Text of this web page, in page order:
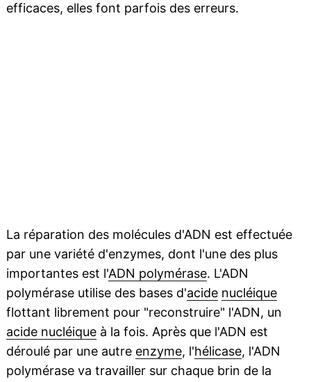
efficaces, elles font parfois des erreurs.
La réparation des molécules d'ADN est effectuée
par une variété d'enzymes, dont l'une des plus
importantes est l'ADN polymérase. L'ADN
polymérase utilise des bases d'acide nucléique
flottant librement pour "reconstruire" l'ADN, un
acide nucléiqueà la fois. Après que l'ADN est
déroulé par une autre enzyme, l'hélicase, l'ADN
polymérase va travailler sur chaque brin de la